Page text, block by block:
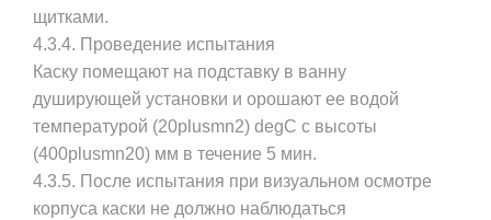
щитками.
4.3.4. Проведение испытания
Каску помещают на подставку в ванну
душирующей установки и орошают ее водой
температурой (20plusmn2) degС с высоты
(400plusmn20) мм в течение 5 мин.
4.3.5. После испытания при визуальном осмотре
корпуса каски не должно наблюдаться